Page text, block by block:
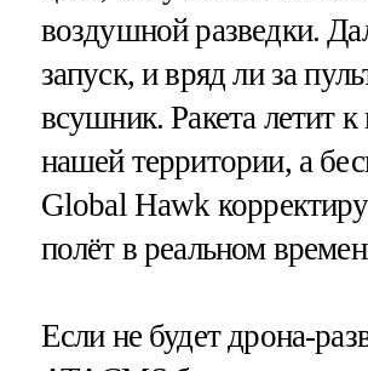
воздушной разведки.
запуск, и вряд ли за
всушник. Ракета летит к
нашей территории, а
Global Hawk
полёт в реальном
Если не будет дрона-